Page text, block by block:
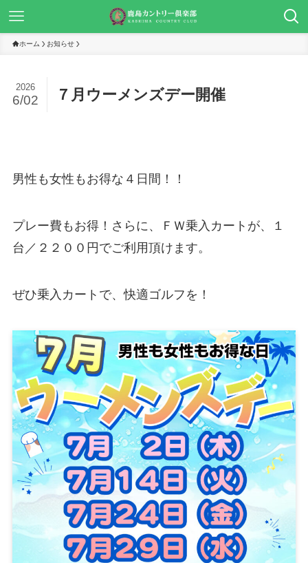
ホーム お知らせ
７月ウーメンズデー開催
2026
6/02
男性も女性もお得な４日間！！
プレー費もお得！さらに、ＦＷ乗入カートが、１
台／２２００円でご利用頂けます。
ぜひ乗入カートで、快適ゴルフを！